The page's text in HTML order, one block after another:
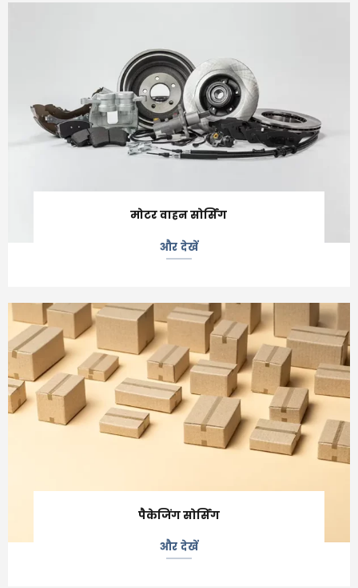
मोटर वाहन सोर्सिंग
और देखें
पैकेजिंग सोर्सिंग
और देखें